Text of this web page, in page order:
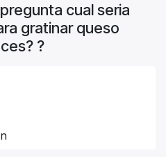
cual seria
gratinar queso
?